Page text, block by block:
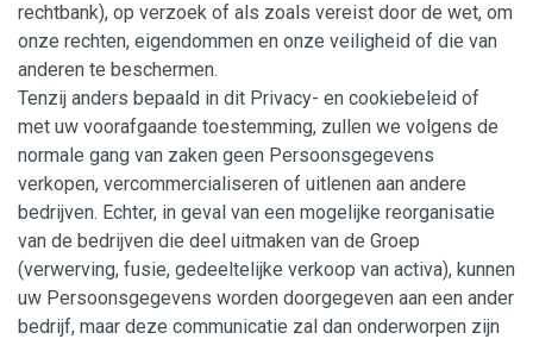
rechtbank), op verzoek of als zoals vereist door de wet, om
onze rechten, eigendommen en onze veiligheid of die van
anderen te beschermen.
Tenzij anders bepaald in dit Privacy- en cookiebeleid of
met uw voorafgaande toestemming, zullen we volgens de
normale gang van zaken geen Persoonsgegevens
verkopen, vercommercialiseren of uitlenen aan andere
bedrijven. Echter, in geval van een mogelijke reorganisatie
van de bedrijven die deel uitmaken van de Groep
(verwerving, fusie, gedeeltelijke verkoop van activa), kunnen
uw Persoonsgegevens worden doorgegeven aan een ander
bedrijf, maar deze communicatie zal dan onderworpen zijn